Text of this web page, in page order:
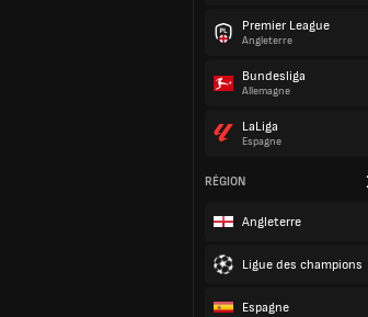
Premier League
Angleterre
Bundesliga
Allemagne
LaLiga
Espagne
RÉGION
Angleterre
Ligue des champions
Espagne